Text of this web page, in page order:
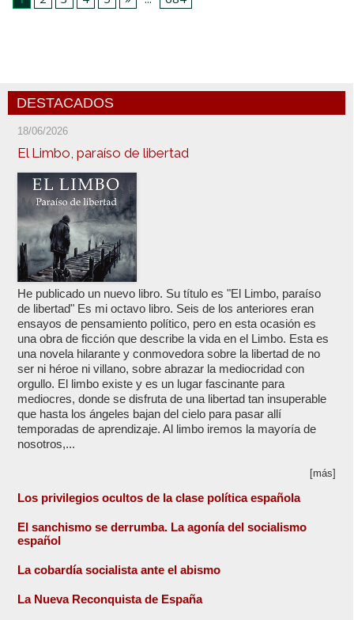
DESTACADOS
18/06/2026
El Limbo, paraíso de libertad
He publicado un nuevo libro. Su título es "El Limbo, paraíso
de libertad" Es mi octavo libro. Seis de los anteriores eran
ensayos de pensamiento político, pero en esta ocasión es
una obra de ficción que describe la vida en el Limbo. Esta es
una novela hilarante y conmovedora sobre la libertad de no
ser ni héroe ni villano, sobre abrazar la mediocridad con
orgullo. El limbo existe y es un lugar fascinante para
mediocres, donde se disfruta de una libertad tan insuperable
que hasta los ángeles bajan del cielo para pasar allí
temporadas de aprendizaje. Al limbo iremos la mayoría de
nosotros,...
[más]
Los privilegios ocultos de la clase política española
El sanchismo se derrumba. La agonía del socialismo
español
La cobardía socialista ante el abismo
La Nueva Reconquista de España